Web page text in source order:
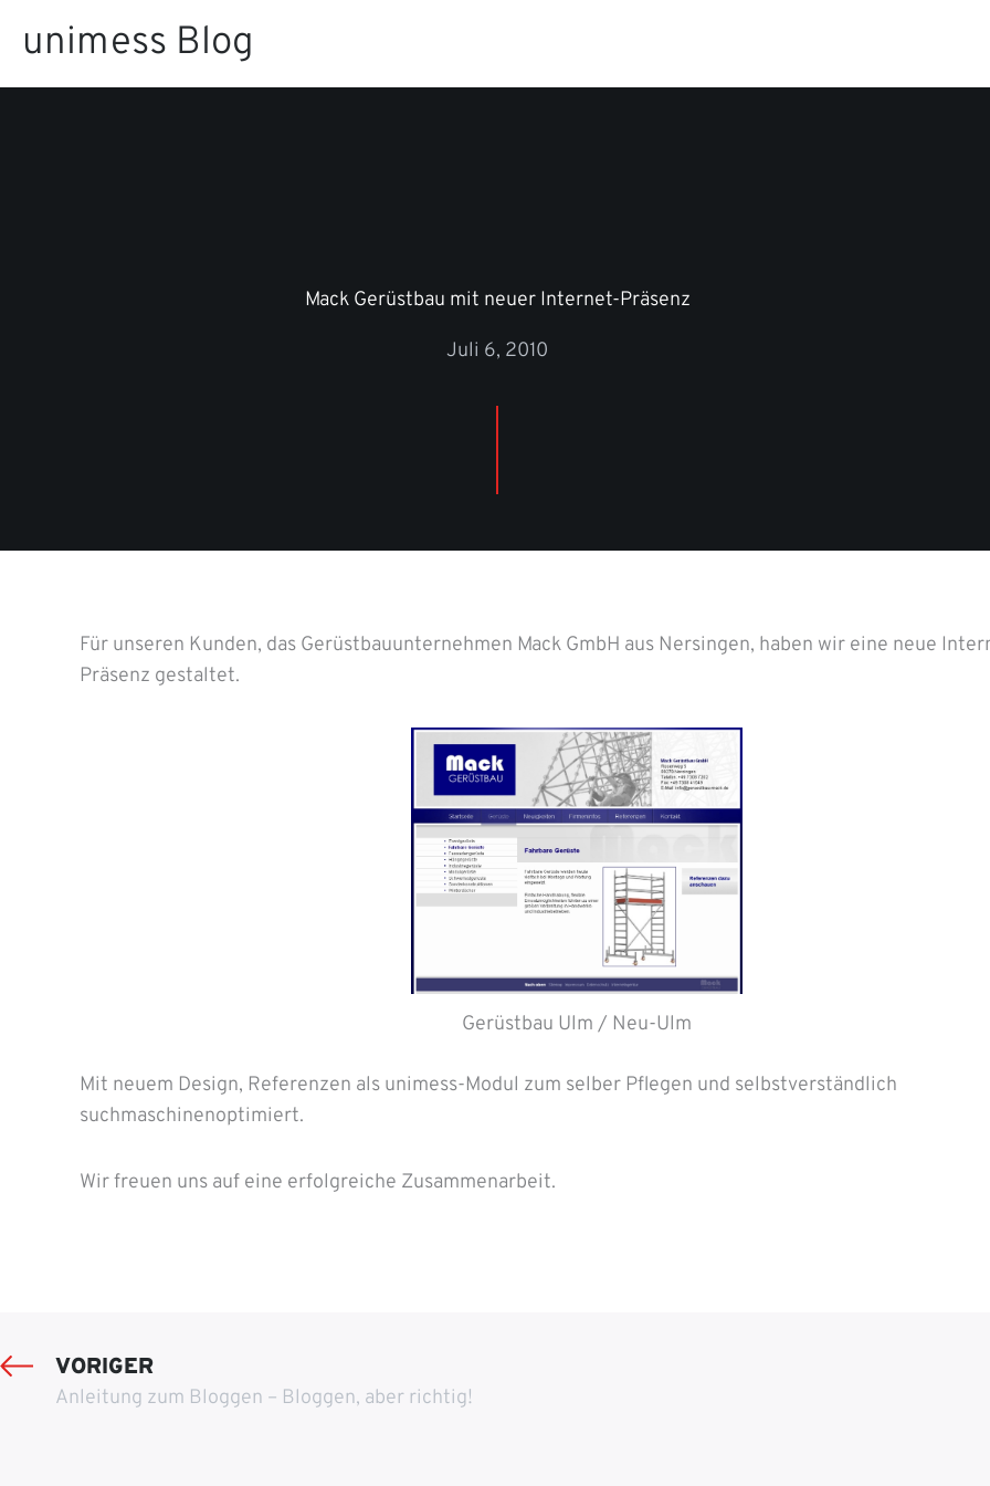
Inhaltunimess Blog
Mack Gerüstbau mit neuer Internet-Präsenz
Juli 6, 2010
Für unseren Kunden, das Gerüstbauunternehmen Mack GmbH aus Nersingen, haben wir eine neue
Präsenz gestaltet.
Gerüstbau Ulm / Neu-Ulm
Mit neuem Design, Referenzen als unimess-Modul zum selber Pflegen und selbstverständlich
suchmaschinenoptimiert.
Wir freuen uns auf eine erfolgreiche Zusammenarbeit.
VORIGER
Anleitung zum Bloggen – Bloggen, aber richtig!